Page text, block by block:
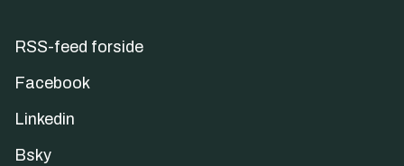
RSS-feed forside
Facebook
Linkedin
Bsky